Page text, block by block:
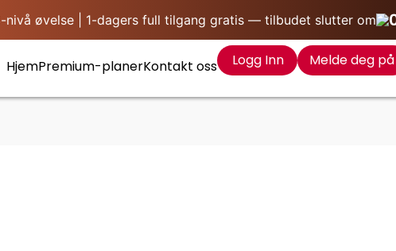
nivå øvelse | 1-dagers full tilgang gratis — tilbudet slutter om
HjemPremium-planerKontakt oss Logg Inn Melde deg på